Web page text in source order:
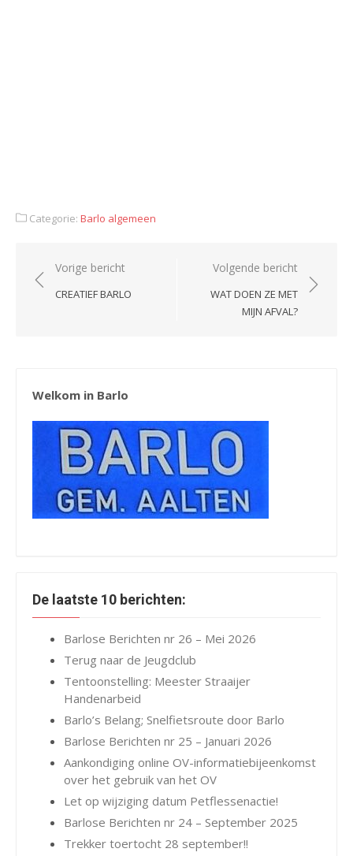
Categorie: Barlo algemeen
Bericht
navigatie
Vorige bericht
CREATIEF BARLO
Volgende bericht
WAT DOEN ZE MET
MIJN AFVAL?
Welkom in Barlo
De laatste 10 berichten:
Barlose Berichten nr 26 – Mei 2026
Terug naar de Jeugdclub
Tentoonstelling: Meester Straaijer
Handenarbeid
Barlo’s Belang; Snelfietsroute door Barlo
Barlose Berichten nr 25 – Januari 2026
Aankondiging online OV-informatiebijeenkomst
over het gebruik van het OV
Let op wijziging datum Petflessenactie!
Barlose Berichten nr 24 – September 2025
Trekker toertocht 28 september!!